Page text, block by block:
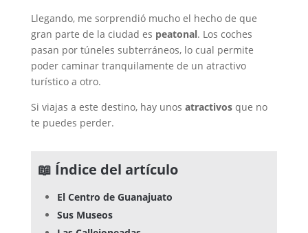
Llegando, me sorprendió mucho el hecho de que
gran parte de la ciudad es peatonal. Los coches
pasan por túneles subterráneos, lo cual permite
poder caminar tranquilamente de un atractivo
turístico a otro.
Si viajas a este destino, hay unos atractivos que no
te puedes perder.
📖 Índice del artículo
El Centro de Guanajuato
Sus Museos